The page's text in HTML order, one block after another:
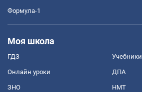
Формула-1
Моя школа
ГДЗ Учебники
Онлайн уроки ДПА
ЗНО НМТ